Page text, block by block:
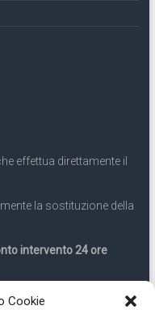
Cookie
effettua direttamente il
la sostituzione della
intervento 24 ore